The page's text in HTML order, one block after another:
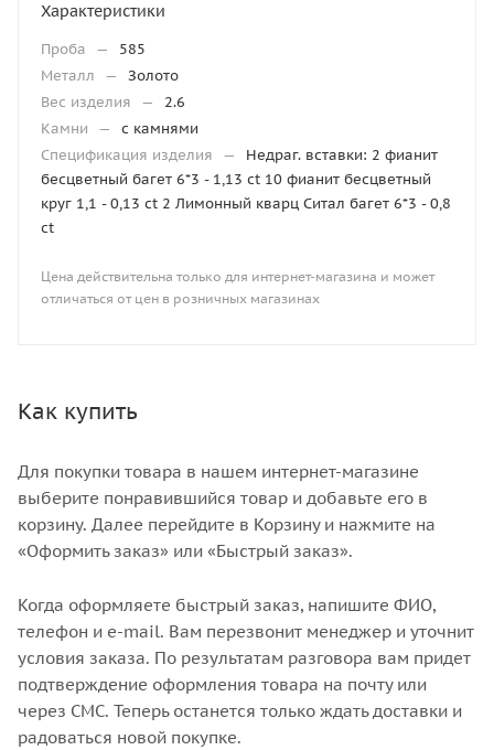
Характеристики
Проба —
585
Металл
—
Золото
Вес изделия
—
2.6
Камни
—
с камнями
Спецификация изделия
—
Недраг. вставки: 2 фианит
бесцветный багет 6*3 - 1,13 ct 10 фианит бесцветный
круг 1,1 - 0,13 ct 2 Лимонный кварц Ситал багет 6*3 - 0,8
ct
Цена действительна только для интернет-магазина и может
отличаться от цен в розничных магазинах
Как купить
Для покупки товара в нашем интернет-магазине
выберите понравившийся товар и добавьте его в
корзину. Далее перейдите в Корзину и нажмите на
«Оформить заказ» или «Быстрый заказ».
Когда оформляете быстрый заказ, напишите ФИО,
телефон и e-mail. Вам перезвонит менеджер и уточнит
условия заказа. По результатам разговора вам придет
подтверждение оформления товара на почту или
через СМС. Теперь останется только ждать доставки и
радоваться новой покупке.